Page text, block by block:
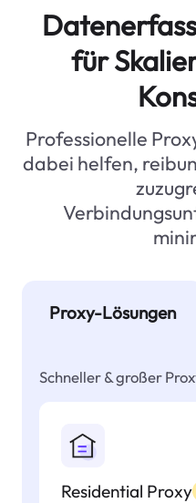
für
Professionelle
dabei helfen,
Proxy-Lösungen
Schneller & großer
Residential Proxy